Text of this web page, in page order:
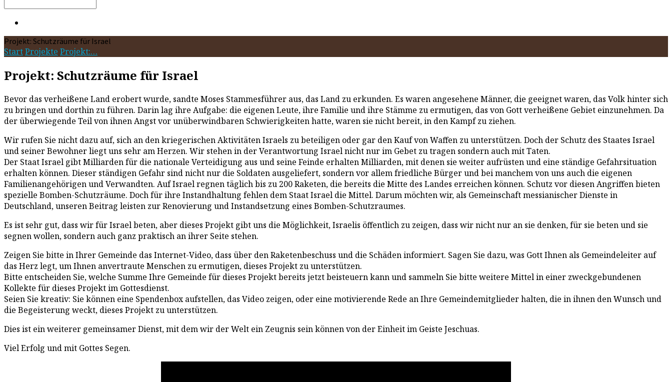
Search
Projekt: Schutzräume für Israel
StartProjekte Projekt:…
Projekt: Schutzräume für Israel
Bevor das verheißene Land erobert wurde, sandte Moses Stammesführer aus, das Land zu erkunden. Es waren angesehene Männer, die geeignet waren, das Volk hinter sich
zu bringen und dorthin zu führen. Darin lag ihre Aufgabe: die eigenen Leute, ihre Familie und ihre Stämme zu ermutigen, das von Gott verheißene Gebiet einzunehmen. Da
der überwiegende Teil von ihnen Angst vor unüberwindbaren Schwierigkeiten hatte, waren sie nicht bereit, in den Kampf zu ziehen.
Wir rufen Sie nicht dazu auf, sich an den kriegerischen Aktivitäten Israels zu beteiligen oder gar den Kauf von Waffen zu unterstützen. Doch der Schutz des Staates Israel
und seiner Bewohner liegt uns sehr am Herzen. Wir stehen in der Verantwortung Israel nicht nur im Gebet zu tragen sondern auch mit Taten.
Der Staat Israel gibt Milliarden für die nationale Verteidigung aus und seine Feinde erhalten Milliarden, mit denen sie weiter aufrüsten und eine ständige Gefahrsituation
erhalten können. Dieser ständigen Gefahr sind nicht nur die Soldaten ausgeliefert, sondern vor allem friedliche Bürger und bei manchem von uns auch die eigenen
Familienangehörigen und Verwandten. Auf Israel regnen täglich bis zu 200 Raketen, die bereits die Mitte des Landes erreichen können. Schutz vor diesen Angriffen bieten
spezielle Bomben-Schutzräume. Doch für ihre Instandhaltung fehlen dem Staat Israel die Mittel. Darum möchten wir, als Gemeinschaft messianischer Dienste in
Deutschland, unseren Beitrag leisten zur Renovierung und Instandsetzung eines Bomben-Schutzraumes.
Es ist sehr gut, dass wir für Israel beten, aber dieses Projekt gibt uns die Möglichkeit, Israelis öffentlich zu zeigen, dass wir nicht nur an sie denken, für sie beten und sie
segnen wollen, sondern auch ganz praktisch an ihrer Seite stehen.
Zeigen Sie bitte in Ihrer Gemeinde das Internet-Video, dass über den Raketenbeschuss und die Schäden informiert. Sagen Sie dazu, was Gott Ihnen als Gemeindeleiter auf
das Herz legt, um Ihnen anvertraute Menschen zu ermutigen, dieses Projekt zu unterstützen.
Bitte entscheiden Sie, welche Summe Ihre Gemeinde für dieses Projekt bereits jetzt beisteuern kann und sammeln Sie bitte weitere Mittel in einer zweckgebundenen
Kollekte für dieses Projekt im Gottesdienst.
Seien Sie kreativ: Sie können eine Spendenbox aufstellen, das Video zeigen, oder eine motivierende Rede an Ihre Gemeindemitglieder halten, die in ihnen den Wunsch und
die Begeisterung weckt, dieses Projekt zu unterstützen.
Dies ist ein weiterer gemeinsamer Dienst, mit dem wir der Welt ein Zeugnis sein können von der Einheit im Geiste Jeschuas.
Viel Erfolg und mit Gottes Segen.